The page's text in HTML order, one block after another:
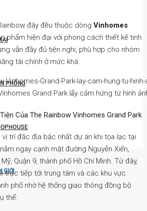
PHÒNG
GIỚI
đây đều thuộc dòng Vinhomes
phẩm hiện đại với phong cách thiết kế tinh
vẫn đầy đủ tiện nghi, phù hợp cho nhóm
tài chính ở mức khá.
Grand Park lấy cảm hứng từ hình
Của The Rainbow Vinhomes Grand Park
vị trí đắc địa bậc nhất dự án khi tọa lạc tại
ngay cạnh mặt đường Nguyễn Xiển,
Quận 9, thành phố Hồ Chí Minh. Từ đây,
trực tiếp tới trung tâm và các khu vực
phố nhờ hệ thống giao thông đồng bộ
thể: